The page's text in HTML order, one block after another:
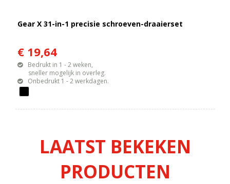
Gear X 31-in-1 precisie schroeven-draaierset
€ 19,64
Bedrukt in 1 - 2 weken,
sneller mogelijk in overleg.
Onbedrukt 1 - 2 werkdagen.
LAATST BEKEKEN
PRODUCTEN